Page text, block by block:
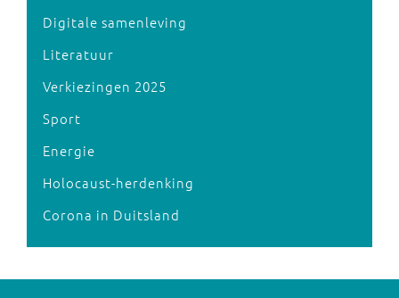
Digitale samenleving
Literatuur
Verkiezingen 2025
Sport
Energie
Holocaust-herdenking
Corona in Duitsland